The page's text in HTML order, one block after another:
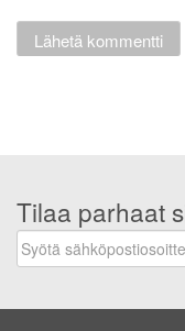
Tilaa parhaat